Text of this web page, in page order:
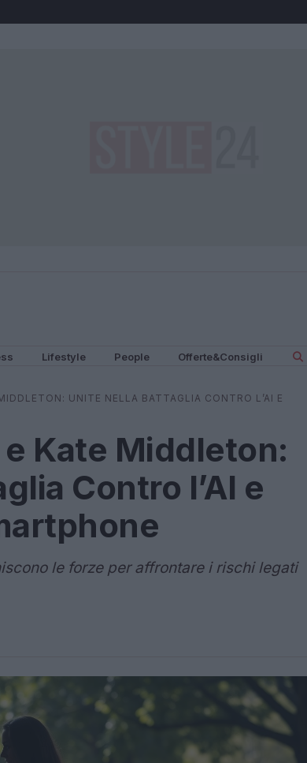
Lifestyle People Offerte&Consigli
UNITE NELLA BATTAGLIA CONTRO L’AI E
Kate Middleton:
Contro l’AI e
le forze per affrontare i rischi legati